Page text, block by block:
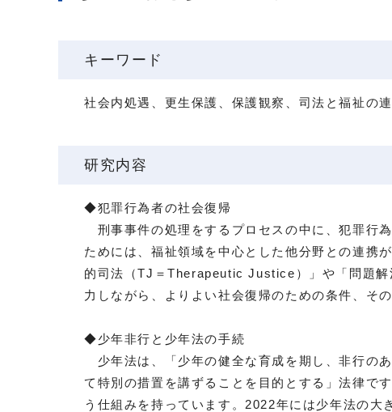
キーワード
社会内処遇、更生保護、保護観察、司法と福祉の
研究内容
◆犯罪行為者の社会復帰
刑事事件の処理をするプロセスの中に、犯罪行
ためには、福祉領域を中心とした他分野との連携
的司法（TJ＝Therapeutic Justice）」や「問題解
力しながら、よりよい社会復帰のための条件、そ
◆少年非行と少年法の手続
少年法は、「少年の健全な育成を期し、非行の
て特別の措置を講ずることを目的とする」法律で
う仕組みを持っています。2022年には少年法の大